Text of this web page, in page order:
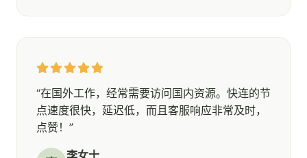
“在国外工作，经常需要访问国内资源。快连的节
点速度很快，延迟低，而且客服响应非常及时，
点赞！”
李女士